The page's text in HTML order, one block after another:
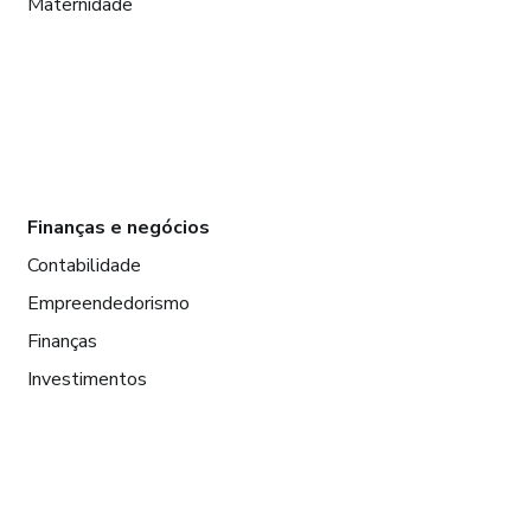
Finanças e negócios
Contabilidade
Empreendedorismo
Finanças
Investimentos